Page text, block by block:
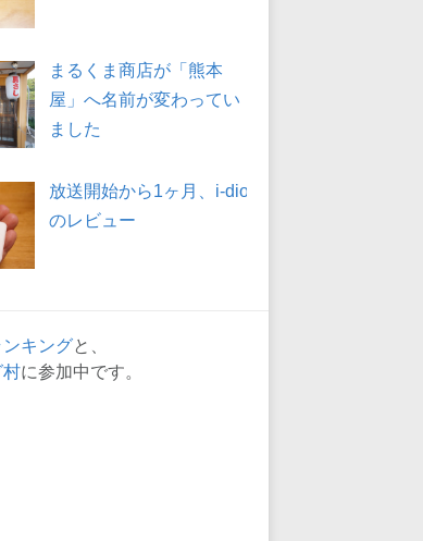
まるくま商店が「熊本
屋」へ名前が変わってい
ました
放送開始から1ヶ月、i-dio
のレビュー
ンキングと、
村に参加中です。